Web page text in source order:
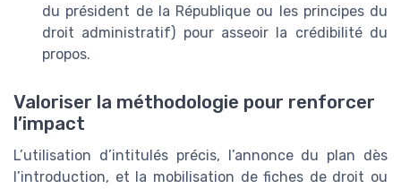
du président de la République ou les principes du
droit administratif) pour asseoir la crédibilité du
propos.
Valoriser la méthodologie pour renforcer
l’impact
L’utilisation d’intitulés précis, l’annonce du plan dès
l’introduction, et la mobilisation de fiches de droit ou